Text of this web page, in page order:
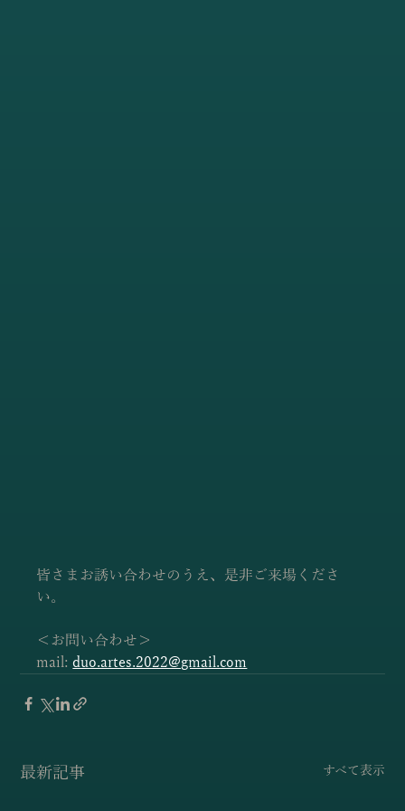
皆さまお誘い合わせのうえ、是非ご来場くださ
い。
＜お問い合わせ＞
mail: duo.artes.2022@gmail.com
最新記事 すべて表示